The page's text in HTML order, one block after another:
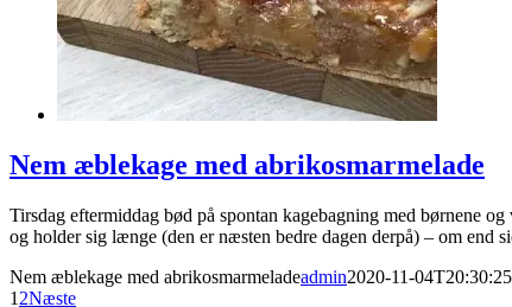
Nem æblekage med abrikosmarmelade
Tirsdag eftermiddag bød på spontan kagebagning med børnene
og holder sig længe (den er næsten bedre dagen derpå) – om end
Nem æblekage med abrikosmarmeladeadmin2020-11-
1 2Næste